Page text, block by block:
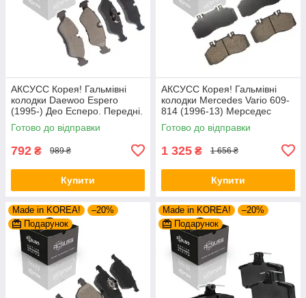
АКСУСС Корея! Гальмівні
колодки Daewoo Espero
(1995-) Део Есперо. Передні.
GDB951 , FSL584
Готово до відправки
792 ₴ 989 ₴
Купити
АКСУСС Корея! Гальмівні
колодки Mercedes Vario 609-
814 (1996-13) Мерседес
Варіо. Задні. GDB1695 ,
FVR1522 , GDB5050
Готово до відправки
1 325 ₴ 1 656 ₴
Купити
Made in KOREA!
–20%
Подарунок
Made in KOREA!
–20%
Подарунок